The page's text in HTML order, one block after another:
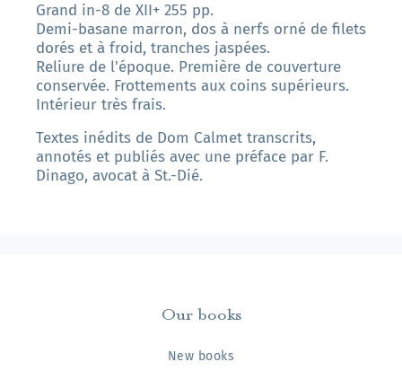
Grand in-8 de XII+ 255 pp.
Demi-basane marron, dos à nerfs orné de filets
dorés et à froid, tranches jaspées.
Reliure de l'époque. Première de couverture
conservée. Frottements aux coins supérieurs.
Intérieur très frais.
Textes inédits de Dom Calmet transcrits,
annotés et publiés avec une préface par F.
Dinago, avocat à St.-Dié.
Our books
New books